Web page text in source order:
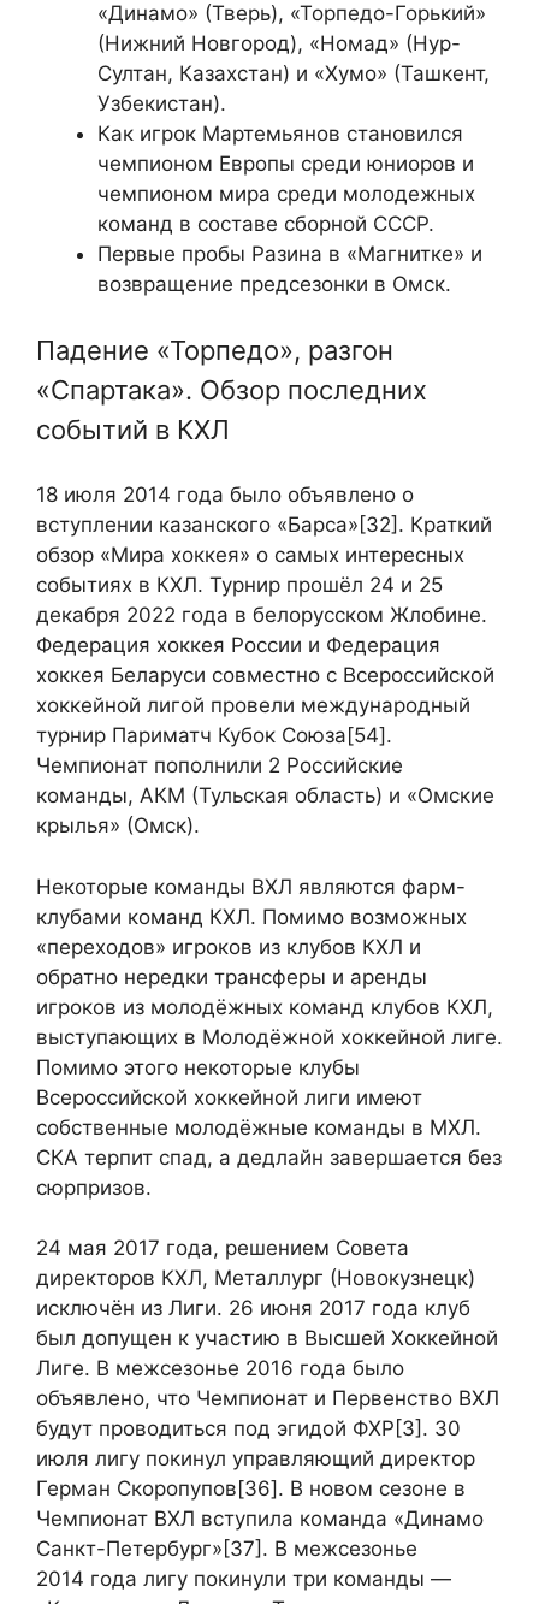
«Динамо» (Тверь), «Торпедо-Горький»
(Нижний Новгород), «Номад» (Нур-
Султан, Казахстан) и «Хумо» (Ташкент,
Узбекистан).
Как игрок Мартемьянов становился
чемпионом Европы среди юниоров и
чемпионом мира среди молодежных
команд в составе сборной СССР.
Первые пробы Разина в «Магнитке» и
возвращение предсезонки в Омск.
Падение «Торпедо», разгон
«Спартака». Обзор последних
событий в КХЛ
18 июля 2014 года было объявлено о
вступлении казанского «Барса»[32]. Краткий
обзор «Мира хоккея» о самых интересных
событиях в КХЛ. Турнир прошёл 24 и 25
декабря 2022 года в белорусском Жлобине.
Федерация хоккея России и Федерация
хоккея Беларуси совместно с Всероссийской
хоккейной лигой провели международный
турнир Париматч Кубок Союза[54].
Чемпионат пополнили 2 Российские
команды, АКМ (Тульская область) и «Омские
крылья» (Омск).
Некоторые команды ВХЛ являются фарм-
клубами команд КХЛ. Помимо возможных
«переходов» игроков из клубов КХЛ и
обратно нередки трансферы и аренды
игроков из молодёжных команд клубов КХЛ,
выступающих в Молодёжной хоккейной лиге.
Помимо этого некоторые клубы
Всероссийской хоккейной лиги имеют
собственные молодёжные команды в МХЛ.
СКА терпит спад, а дедлайн завершается без
сюрпризов.
24 мая 2017 года, решением Совета
директоров КХЛ, Металлург (Новокузнецк)
исключён из Лиги. 26 июня 2017 года клуб
был допущен к участию в Высшей Хоккейной
Лиге. В межсезонье 2016 года было
объявлено, что Чемпионат и Первенство ВХЛ
будут проводиться под эгидой ФХР[3]. 30
июля лигу покинул управляющий директор
Герман Скоропупов[36]. В новом сезоне в
Чемпионат ВХЛ вступила команда «Динамо
Санкт-Петербург»[37]. В межсезонье
2014 года лигу покинули три команды —